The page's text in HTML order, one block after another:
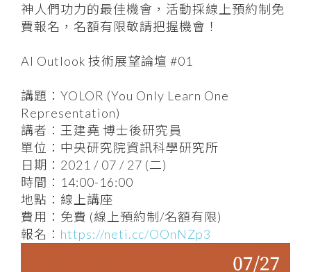
神人們功力的最佳機會，活動採線上預約制免
費報名，名額有限敬請把握機會！
AI Outlook 技術展望論壇 #01
講題：YOLOR (You Only Learn One
Representation)
講者：王建堯 博士後研究員
單位：中央研究院資訊科學研究所
日期：2021 / 07 / 27 (二)
時間：14:00-16:00
地點：線上講座
費用：免費 (線上預約制/名額有限)
報名： https://neti.cc/OOnNZp3